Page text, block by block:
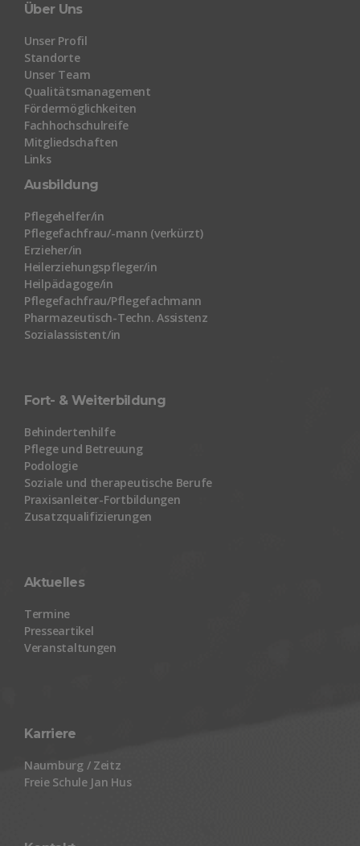
Über Uns
Unser Profil
Standorte
Unser Team
Qualitätsmanagement
Fördermöglichkeiten
Fachhochschulreife
Mitgliedschaften
Links
Ausbildung
Pflegehelfer/in
Pflegefachfrau/-mann (verkürzt)
Erzieher/in
Heilerziehungspfleger/in
Heilpädagoge/in
Pflegefachfrau/Pflegefachmann
Pharmazeutisch-Techn. Assistenz
Sozialassistent/in
Fort- & Weiterbildung
Behindertenhilfe
Pflege und Betreuung
Podologie
Soziale und therapeutische Berufe
Praxisanleiter-Fortbildungen
Zusatzqualifizierungen
Aktuelles
Termine
Presseartikel
Veranstaltungen
Karriere
Naumburg / Zeitz
Freie Schule Jan Hus